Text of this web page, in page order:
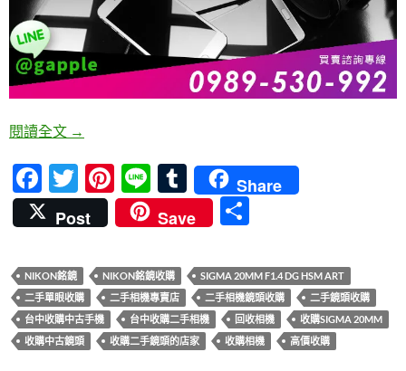
閱讀全文 二手相機鏡頭收購背後功能與意義,一個感動故事讓
→
F
ac
e
b
o
o
k
T
w
itt
er
Pi
nt
er
es
t
Li
n
e
T
u
m
bl
r
Share
Post
Save
NIKON銘鏡 NIKON銘鏡收購
SIGMA 20MM F1.4 DG HSM ART
二手單眼收購
二手相機專賣店 二手相機鏡頭收購
二手鏡頭收購
台中收購中古手機
台中收購二手相機 回收相機
收購SIGMA 20MM
收購中古鏡頭
收購二手鏡頭的店家 收購相機 高價收購